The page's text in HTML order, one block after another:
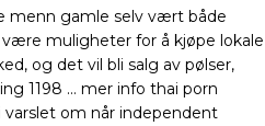
menn gamle selv vært både
muligheter for å kjøpe lokale
og det vil bli salg av pølser,
1198 … mer info thai porn
om når independent